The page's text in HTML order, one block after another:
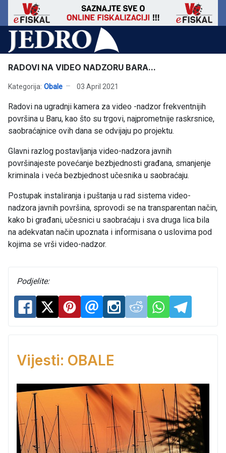
RADOVI NA VIDEO NADZORU BARA...
Kategorija: Obale 03 April 2021
Radovi na ugradnji kamera za video -nadzor frekventnijih
površina u Baru, kao što su trgovi, najprometnije raskrsnice,
saobraćajnice ovih dana se odvijaju po projektu.
Glavni razlog postavljanja video-nadzora javnih
površinajeste povećanje bezbjednosti građana, smanjenje
kriminala i veća bezbjednost učesnika u saobraćaju.
Postupak instaliranja i puštanja u rad sistema video-
nadzora javnih površina, sprovodi se na transparentan način,
kako bi građani, učesnici u saobraćaju i sva druga lica bila
na adekvatan način upoznata i informisana o uslovima pod
kojima se vrši video-nadzor.
Podjelite:
Vijesti: OBALE